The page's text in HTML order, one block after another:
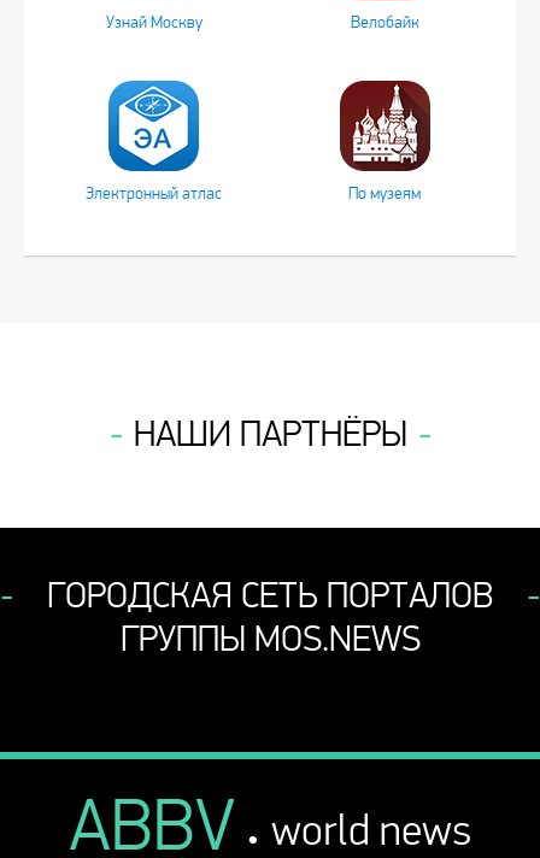
Узнай Москву Велобайк
Электронный атлас По музеям
НАШИ ПАРТНЁРЫ
ГОРОДСКАЯ СЕТЬ ПОРТАЛОВ
ГРУППЫ MOS.NEWS
ABBV . world news